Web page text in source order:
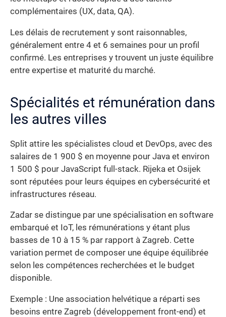
complémentaires (UX, data, QA).
Les délais de recrutement y sont raisonnables,
généralement entre 4 et 6 semaines pour un profil
confirmé. Les entreprises y trouvent un juste équilibre
entre expertise et maturité du marché.
Spécialités et rémunération dans
les autres villes
Split attire les spécialistes cloud et DevOps, avec des
salaires de 1 900 $ en moyenne pour Java et environ
1 500 $ pour JavaScript full-stack. Rijeka et Osijek
sont réputées pour leurs équipes en cybersécurité et
infrastructures réseau.
Zadar se distingue par une spécialisation en software
embarqué et IoT, les rémunérations y étant plus
basses de 10 à 15 % par rapport à Zagreb. Cette
variation permet de composer une équipe équilibrée
selon les compétences recherchées et le budget
disponible.
Exemple : Une association helvétique a réparti ses
besoins entre Zagreb (développement front-end) et